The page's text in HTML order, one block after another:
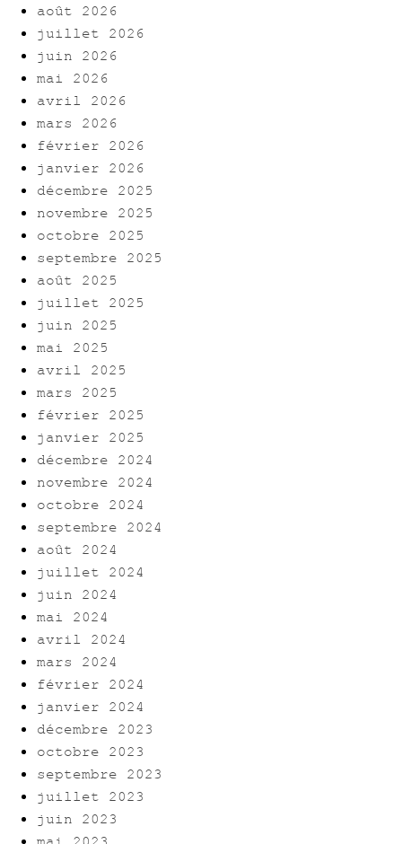
août 2026
juillet 2026
juin 2026
mai 2026
avril 2026
mars 2026
février 2026
janvier 2026
décembre 2025
novembre 2025
octobre 2025
septembre 2025
août 2025
juillet 2025
juin 2025
mai 2025
avril 2025
mars 2025
février 2025
janvier 2025
décembre 2024
novembre 2024
octobre 2024
septembre 2024
août 2024
juillet 2024
juin 2024
mai 2024
avril 2024
mars 2024
février 2024
janvier 2024
décembre 2023
octobre 2023
septembre 2023
juillet 2023
juin 2023